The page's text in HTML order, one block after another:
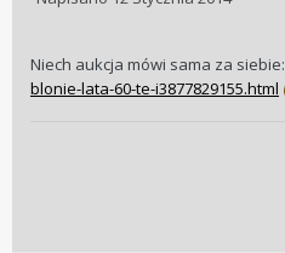
Niech aukcja mówi sama za siebie:
blonie-lata-60-te-i3877829155.html